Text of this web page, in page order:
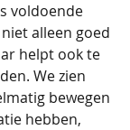
voldoende
alleen goed
helpt ook te
We zien
bewegen
hebben,